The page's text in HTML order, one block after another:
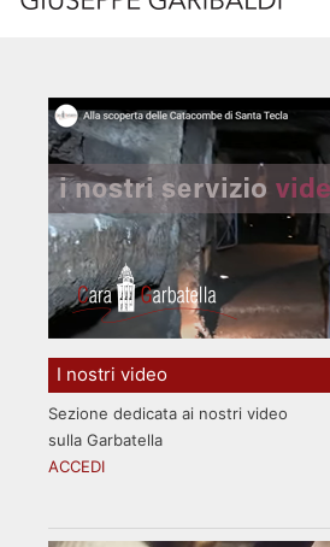
I nostri video
Sezione dedicata ai nostri video
sulla Garbatella
ACCEDI